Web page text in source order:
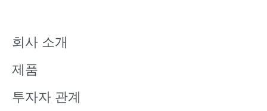
회사 소개
제품
투자자 관계